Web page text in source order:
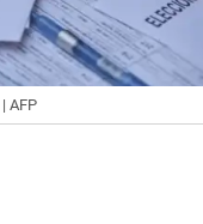
| AFP